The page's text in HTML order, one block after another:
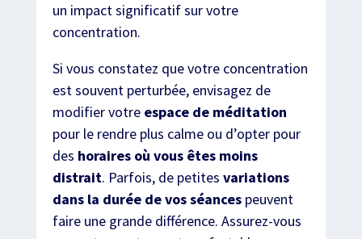
un impact significatif sur votre
concentration.
Si vous constatez que votre concentration
est souvent perturbée, envisagez de
modifier votre espace de méditation
pour le rendre plus calme ou d’opter pour
des horaires où vous êtes moins
distrait. Parfois, de petites variations
dans la durée de vos séancespeuvent
faire une grande différence. Assurez-vous